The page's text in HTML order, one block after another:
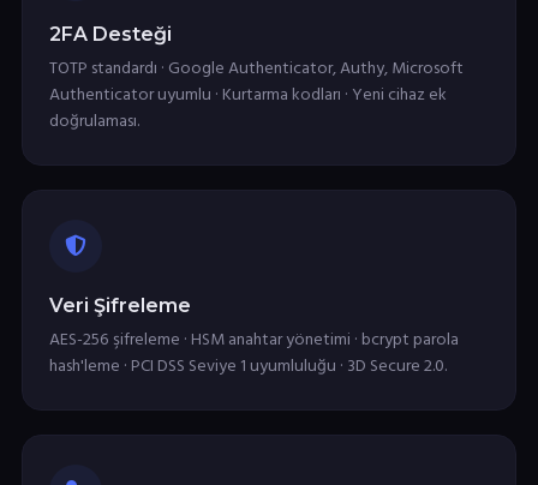
2FA Desteği
TOTP standardı · Google Authenticator, Authy, Microsoft
Authenticator uyumlu · Kurtarma kodları · Yeni cihaz ek
doğrulaması.
Veri Şifreleme
AES-256 şifreleme · HSM anahtar yönetimi · bcrypt parola
hash'leme · PCI DSS Seviye 1 uyumluluğu · 3D Secure 2.0.